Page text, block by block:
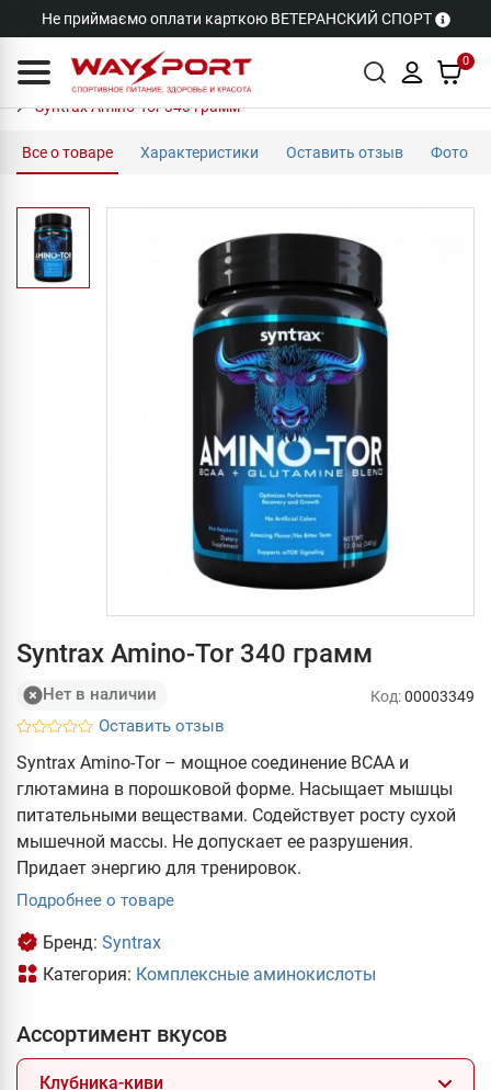
Не приймаємо оплати карткою ВЕТЕРАНСКИЙ СПОРТ
0
Syntrax Amino-Tor 340 грамм
Все о товаре Характеристики Оставить отзыв Фото
Syntrax Amino-Tor 340 грамм
Нет в наличии
Оставить отзыв
Код:00003349
Syntrax Amino-Tor – мощное соединение ВСАА и
глютамина в порошковой форме. Насыщает мышцы
питательными веществами. Содействует росту сухой
мышечной массы. Не допускает ее разрушения.
Придает энергию для тренировок.
Подробнее о товаре
Бренд: Syntrax
Категория: Комплексные аминокислоты
Ассортимент вкусов
Клубника-киви